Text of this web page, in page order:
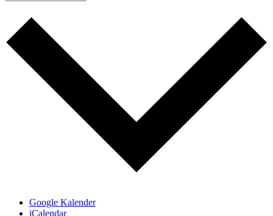
Google Kalender
iCalendar